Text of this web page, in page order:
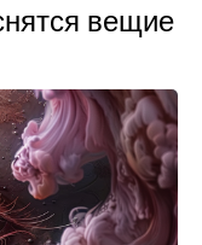
вещие